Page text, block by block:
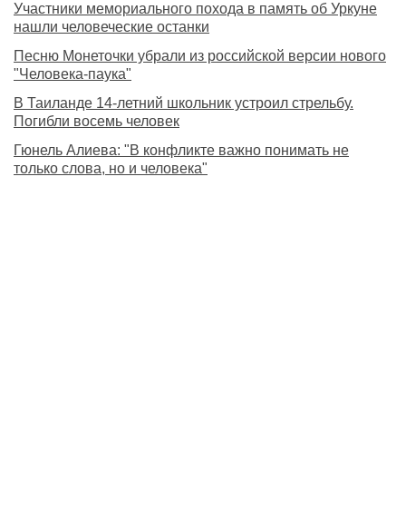
Участники мемориального похода в память об Уркуне
нашли человеческие останки
Песню Монеточки убрали из российской версии нового
"Человека-паука"
В Таиланде 14-летний школьник устроил стрельбу.
Погибли восемь человек
Гюнель Алиева: "В конфликте важно понимать не
только слова, но и человека"